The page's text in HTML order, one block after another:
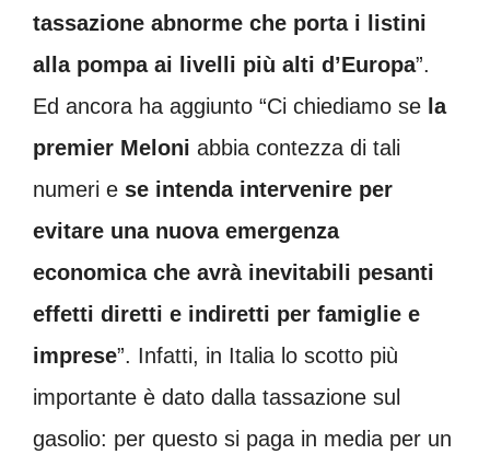
tassazione abnorme che porta i listini
alla pompa ai livelli più alti d’Europa”.
Ed ancora ha aggiunto “Ci chiediamo se la
premier Meloni abbia contezza di tali
numeri e se intenda intervenire per
evitare una nuova emergenza
economica che avrà inevitabili pesanti
effetti diretti e indiretti per famiglie e
imprese”. Infatti, in Italia lo scotto più
importante è dato dalla tassazione sul
gasolio: per questo si paga in media per un